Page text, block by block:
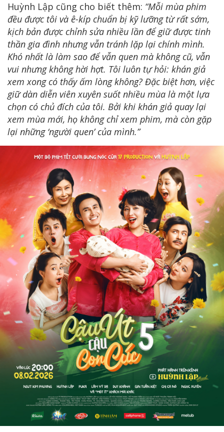
Huỳnh Lập cũng cho biết thêm: “Mỗi mùa phim
đều được tôi và ê-kíp chuẩn bị kỹ lưỡng từ rất sớm,
kịch bản được chỉnh sửa nhiều lần để giữ được tinh
thần gia đình nhưng vẫn tránh lặp lại chính mình.
Khó nhất là làm sao để vẫn quen mà không cũ, vẫn
vui nhưng không hời hợt. Tôi luôn tự hỏi: khán giả
xem xong có thấy ấm lòng không? Đặc biệt hơn, việc
giữ dàn diễn viên xuyên suốt nhiều mùa là một lựa
chọn có chủ đích của tôi. Bởi khi khán giả quay lại
xem mùa mới, họ không chỉ xem phim, mà còn gặp
lại những ‘người quen’ của mình.”